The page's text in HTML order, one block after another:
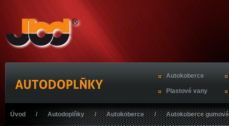
Autokoberce
Plastové vany
Úvod / Autodoplňky / Autokoberce / Autokoberce gumové